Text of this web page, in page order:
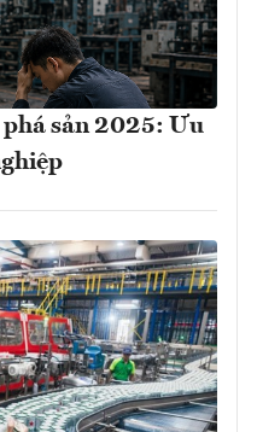
phá sản 2025: Ưu